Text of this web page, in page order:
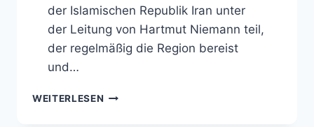
der Islamischen Republik Iran unter
der Leitung von Hartmut Niemann teil,
der regelmäßig die Region bereist
und…
WEITERLESEN IRANAUSTAUSCH